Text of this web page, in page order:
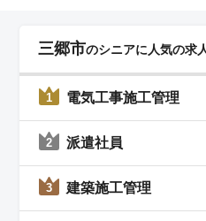
三郷市のシニアに人気の求
1 電気工事施工管理
2 派遣社員
3 建築施工管理